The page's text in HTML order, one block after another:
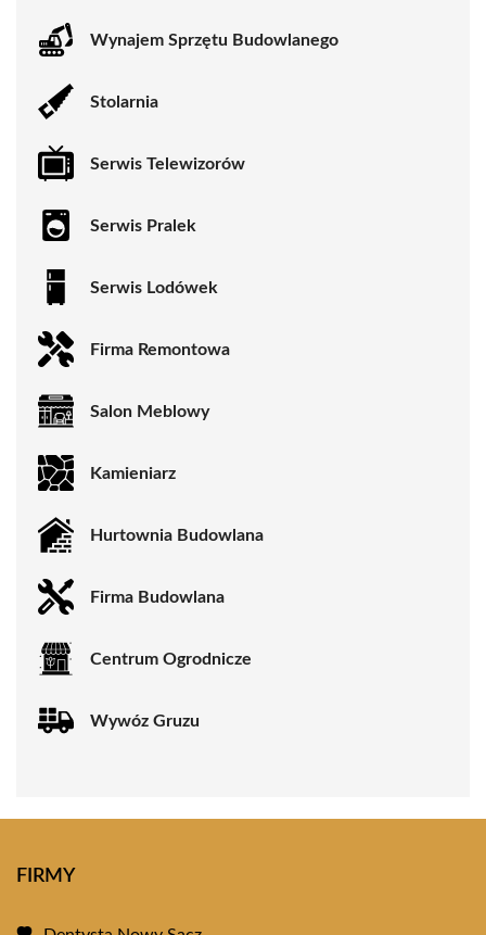
Wynajem Sprzętu Budowlanego
Stolarnia
Serwis Telewizorów
Serwis Pralek
Serwis Lodówek
Firma Remontowa
Salon Meblowy
Kamieniarz
Hurtownia Budowlana
Firma Budowlana
Centrum Ogrodnicze
Wywóz Gruzu
FIRMY